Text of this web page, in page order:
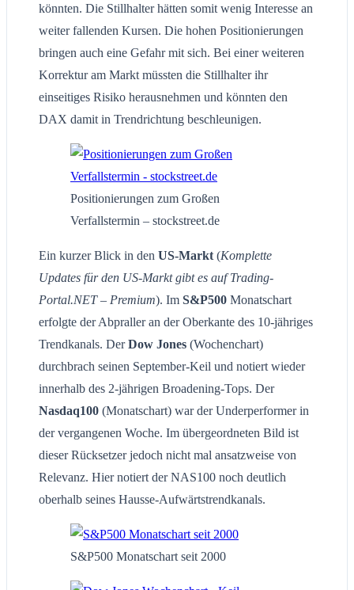
könnten. Die Stillhalter hätten somit wenig Interesse an
weiter fallenden Kursen. Die hohen Positionierungen
bringen auch eine Gefahr mit sich. Bei einer weiteren
Korrektur am Markt müssten die Stillhalter ihr
einseitiges Risiko herausnehmen und könnten den
DAX damit in Trendrichtung beschleunigen.
Positionierungen zum Großen
Verfallstermin – stockstreet.de
Ein kurzer Blick in den US-Markt (Komplette
Updates für den US-Markt gibt es auf Trading-
Portal.NET – Premium). Im S&P500 Monatschart
erfolgte der Abpraller an der Oberkante des 10-jähriges
Trendkanals. DerDow Jones (Wochenchart)
durchbrach seinen September-Keil und notiert wieder
innerhalb des 2-jährigen Broadening-Tops. Der
Nasdaq100 (Monatschart) war der Underperformer in
der vergangenen Woche. Im übergeordneten Bild ist
dieser Rücksetzer jedoch nicht mal ansatzweise von
Relevanz. Hier notiert der NAS100 noch deutlich
oberhalb seines Hausse-Aufwärtstrendkanals.
S&P500 Monatschart seit 2000